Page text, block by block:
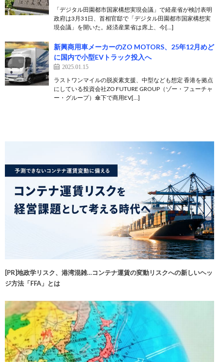
「デジタル田園都市国家構想実現会議」で経産省が検討表明
政府は3月31日、首相官邸で「デジタル田園都市国家構想実
現会議」を開いた。経済産業省は席上、今[…]
新興商用車メーカーのZO MOTORS、25年12月めど
に国内で小型EVトラック投入へ
2025.01.15
ラストワンマイルの脱炭素支援、中型なども想定 香港を拠点
にしている投資会社ZO FUTURE GROUP（ゾー・フューチャ
ー・グループ）傘下で商用EV[…]
[PR]地政学リスク、港湾混雑…コンテナ運賃の変動リスクへの新しいヘッ
ジ方法「FFA」とは